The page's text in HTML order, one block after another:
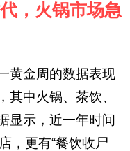
，火锅市场急
黄金周的数据表现
其中火锅、茶饮、
显示，近一年时间
，更有“餐饮收尸